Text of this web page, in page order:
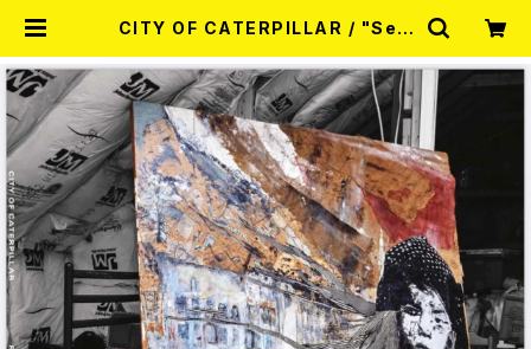
CITY OF CATERPILLAR / "Self
edition LP | RECORD SHOP MI
SERY